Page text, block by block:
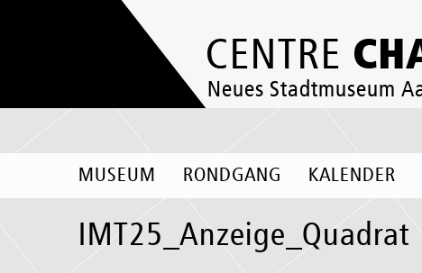
CENTRE
Neues Stadtmuseum
MUSEUM RONDGANG KALENDER
IMT25_Anzeige_Quadrat